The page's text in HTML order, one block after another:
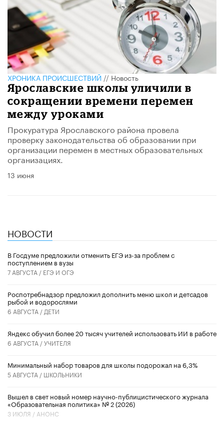
ХРОНИКА ПРОИСШЕСТВИЙ //Новость
Ярославские школы уличили в
сокращении времени перемен
между уроками
Прокуратура Ярославского района провела
проверку законодательства об образовании при
организации перемен в местных образовательных
организациях.
13 июня
НОВОСТИ
В Госдуме предложили отменить ЕГЭ из-за проблем с
поступлением в вузы
7 АВГУСТА / ЕГЭ И ОГЭ
Роспотребнадзор предложил дополнить меню школ и детсадов
рыбой и водорослями
6 АВГУСТА / ДЕТИ
​Яндекс обучил более 20 тысяч учителей использовать ИИ в работе
6 АВГУСТА /УЧИТЕЛЯ
Минимальный набор товаров для школы подорожал на 6,3%
5 АВГУСТА / ШКОЛЬНИКИ
Вышел в свет новый номер научно-публицистического журнала
«Образовательная политика» № 2 (2026)
3 ИЮЛЯ / АНОНС